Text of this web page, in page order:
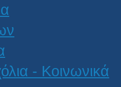
- Κοινωνικά